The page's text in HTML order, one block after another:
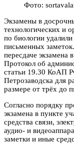
Фото:
Экзамены в
технологических и
по биологии
письменных
пересдаче экзамена
Протокол об
статьи 19.30 КоАП
Петрозаводска для
размере от трёх до
Согласно порядку
экзамена в пункте
средства связи,
аудио- и
заметки и иные